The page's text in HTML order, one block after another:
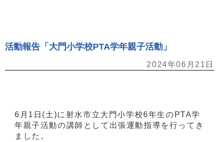
活動報告「大門小学校PTA学年親子活動」
2024年06月21日
6月1日(土)に射水市立大門小学校6年生のPTA学
年親子活動の講師として出張運動指導を行ってき
ました。